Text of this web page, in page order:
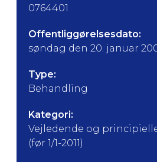
0764401
Offentliggørelsesdato:
søndag den 20. januar
Type:
Behandling
Kategori:
Vejledende og
(før 1/1-2011)